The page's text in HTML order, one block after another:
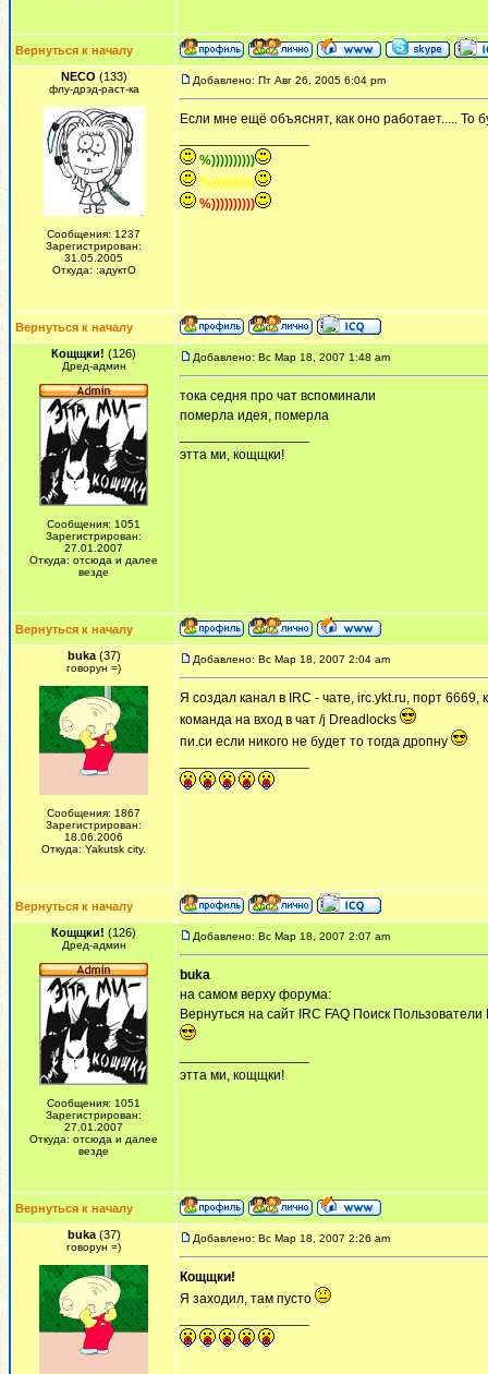
Вернуться к началу
NECO (133)
флу-дрэд-раст-ка
Сообщения: 1237
Зарегистрирован:
31.05.2005
Откуда: :адуктО
Добавлено: Пт Авг 26, 2005 6:04 pm
Если мне ещё объяснят, как оно работает..... То
%))))))))))
%))))))))))
%))))))))))
Вернуться к началу
Кощщки! (126)
Дред-админ
Сообщения: 1051
Зарегистрирован:
27.01.2007
Откуда: отсюда и далее
везде
Добавлено: Вс Мар 18, 2007 1:48 am
тока седня про чат вспоминали
померла идея, померла
этта ми, кощщки!
Вернуться к началу
buka(37)
говорун =)
Сообщения: 1867
Зарегистрирован:
18.06.2006
Откуда: Yakutsk city.
Добавлено: Вс Мар 18, 2007 2:04 am
Я создал канал в IRC - чате, irc.ykt.ru, порт
команда на вход в чат /j Dreadlocks
пи.си если никого не будет то тогда дропну
Вернуться к началу
Кощщки! (126)
Дред-админ
Сообщения: 1051
Зарегистрирован:
27.01.2007
Откуда: отсюда и далее
везде
Добавлено: Вс Мар 18, 2007 2:07 am
buka
на самом верху форума:
Вернуться на сайт IRC FAQ Поиск
этта ми, кощщки!
Вернуться к началу
buka(37)
говорун =)
Добавлено: Вс Мар 18, 2007 2:26 am
Кощщки!
Я заходил, там пусто